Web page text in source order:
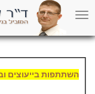
Toggle
navigation
ביטוחים בהסדר
השתתפות בייעוצים